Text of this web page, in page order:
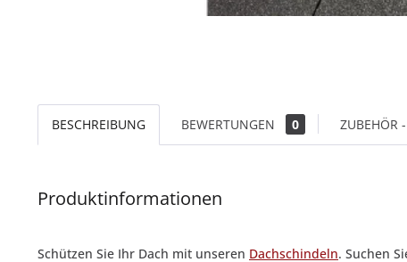
BESCHREIBUNG BEWERTUNGEN 0 ZUBEHÖR
Produktinformationen
Schützen Sie Ihr Dach mit unseren Dachschindeln. Suchen